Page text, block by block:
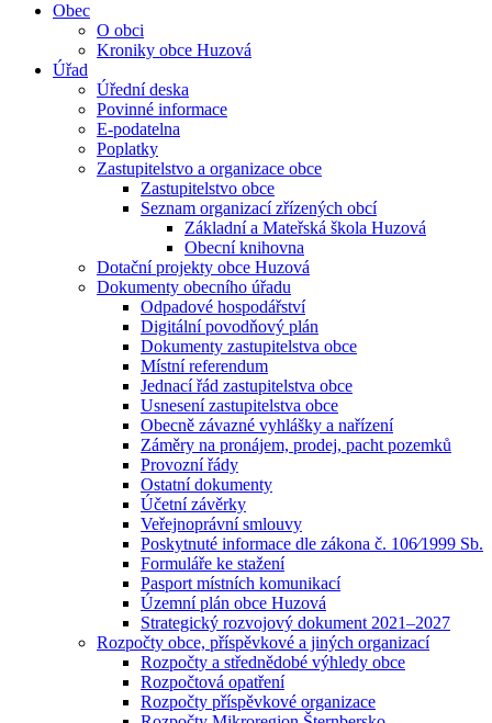
Obec
O obci
Kroniky obce Huzová
Úřad
Úřední deska
Povinné informace
E-podatelna
Poplatky
Zastupitelstvo a organizace obce
Zastupitelstvo obce
Seznam organizací zřízených obcí
Základní a Mateřská škola Huzová
Obecní knihovna
Dotační projekty obce Huzová
Dokumenty obecního úřadu
Odpadové hospodářství
Digitální povodňový plán
Dokumenty zastupitelstva obce
Místní referendum
Jednací řád zastupitelstva obce
Usnesení zastupitelstva obce
Obecně závazné vyhlášky a nařízení
Záměry na pronájem, prodej, pacht pozemků
Provozní řády
Ostatní dokumenty
Účetní závěrky
Veřejnoprávní smlouvy
Poskytnuté informace dle zákona č. 106⁄1999 Sb.
Formuláře ke stažení
Pasport místních komunikací
Územní plán obce Huzová
Strategický rozvojový dokument 2021–2027
Rozpočty obce, příspěvkové a jiných organizací
Rozpočty a střednědobé výhledy obce
Rozpočtová opatření
Rozpočty příspěvkové organizace